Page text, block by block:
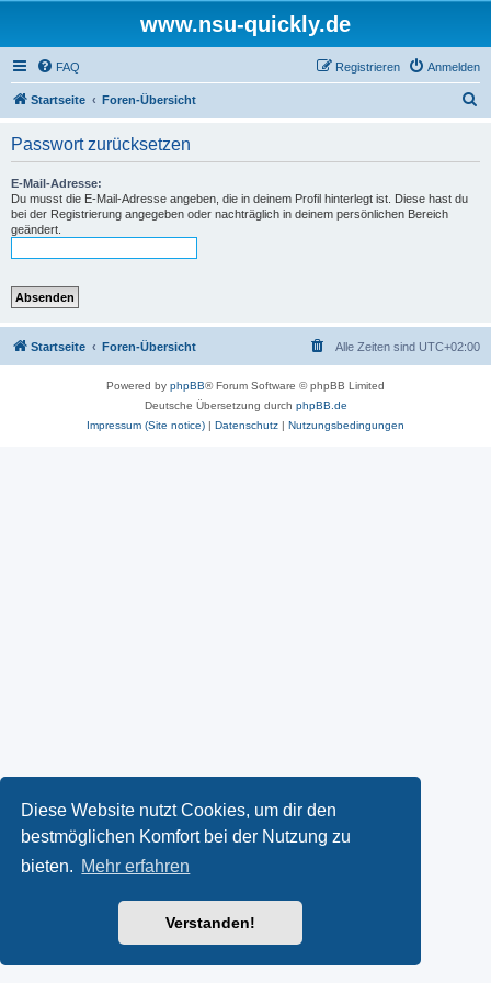
Diese Website nutzt Cookies, um dir den
bestmöglichen Komfort bei der Nutzung zu
bieten. Mehr erfahren
Verstanden!
www.nsu-quickly.de
FAQ Anmelden
Registrieren
Startseite Foren-Übersicht
Passwort zurücksetzen
E-Mail-Adresse:
Du musst die E-Mail-Adresse angeben, die in deinem Profil hinterlegt ist. Diese hast du
bei der Registrierung angegeben oder nachträglich in deinem persönlichen Bereich
geändert.
Startseite Foren-Übersicht Alle Zeiten sind UTC+02:00
Powered by phpBB® Forum Software © phpBB Limited
Deutsche Übersetzung durch phpBB.de
Impressum (Site notice) | Datenschutz | Nutzungsbedingungen